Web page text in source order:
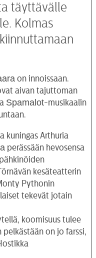
täyttävälle
Kolmas
on innoissaan.
aivan tajuttoman
Spamalot-musikaalin
kuningas Arthuria
perässään hevosensa
kesäteatterin
Pythonin
tekevät jotain
koomisuus tulee
pelkästään on jo farssi,